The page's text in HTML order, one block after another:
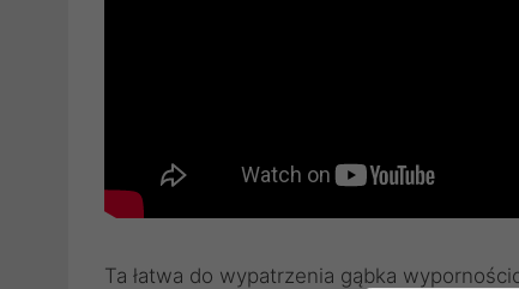
Ta łatwa do wypatrzenia gąbka